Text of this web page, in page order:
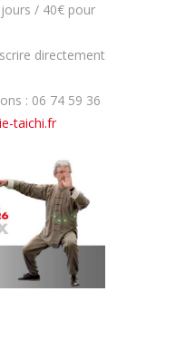
/ 40€ pour
directement
: 06 74 59 36
taichi.fr